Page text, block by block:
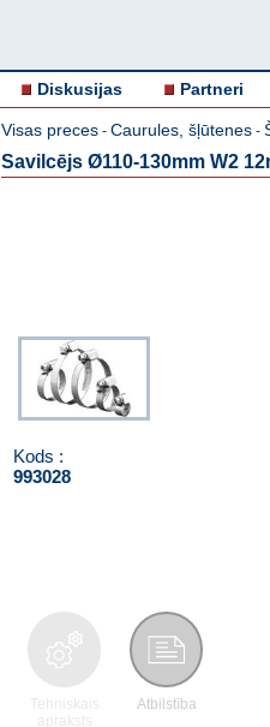
Diskusijas Partneri
Visas preces - Caurules, šļūtenes -
Savilcējs Ø110-130mm W2
Kods :
993028
Atbilstība